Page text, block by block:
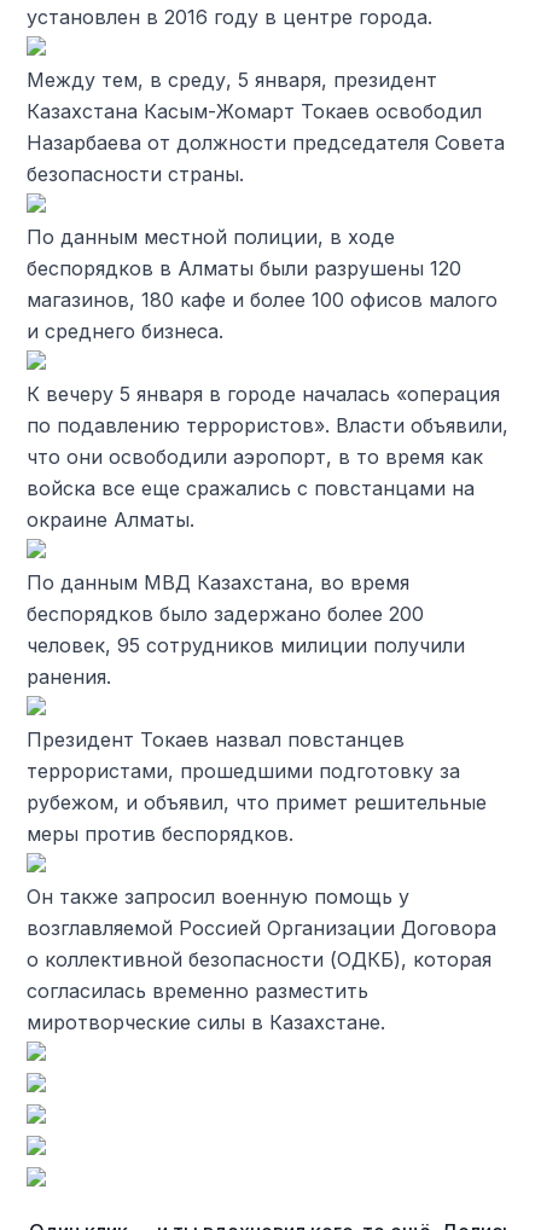
установлен в 2016 году в центре города.
Между тем, в среду, 5 января, президент
Казахстана Касым-Жомарт Токаев освободил
Назарбаева от должности председателя Совета
безопасности страны.
По данным местной полиции, в ходе
беспорядков в Алматы были разрушены 120
магазинов, 180 кафе и более 100 офисов малого
и среднего бизнеса.
К вечеру 5 января в городе началась «операция
по подавлению террористов». Власти объявили,
что они освободили аэропорт, в то время как
войска все еще сражались с повстанцами на
окраине Алматы.
По данным МВД Казахстана, во время
беспорядков было задержано более 200
человек, 95 сотрудников милиции получили
ранения.
Президент Токаев назвал повстанцев
террористами, прошедшими подготовку за
рубежом, и объявил, что примет решительные
меры против беспорядков.
Он также запросил военную помощь у
возглавляемой Россией Организации Договора
о коллективной безопасности (ОДКБ), которая
согласилась временно разместить
миротворческие силы в Казахстане.